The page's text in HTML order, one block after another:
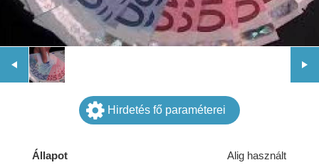
Hirdetés fő paraméterei
Állapot
Alig használt